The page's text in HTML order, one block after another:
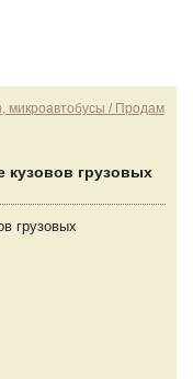
микроавтобусы / Продам
кузовов грузовых
грузовых